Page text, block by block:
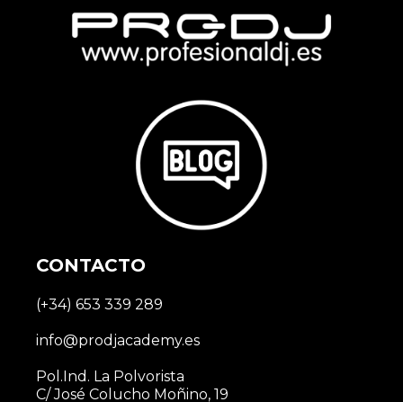
CONTACTO
(+34) 653 339 289
info@prodjacademy.es
Pol.Ind. La Polvorista
C/ José Colucho Moñino, 19